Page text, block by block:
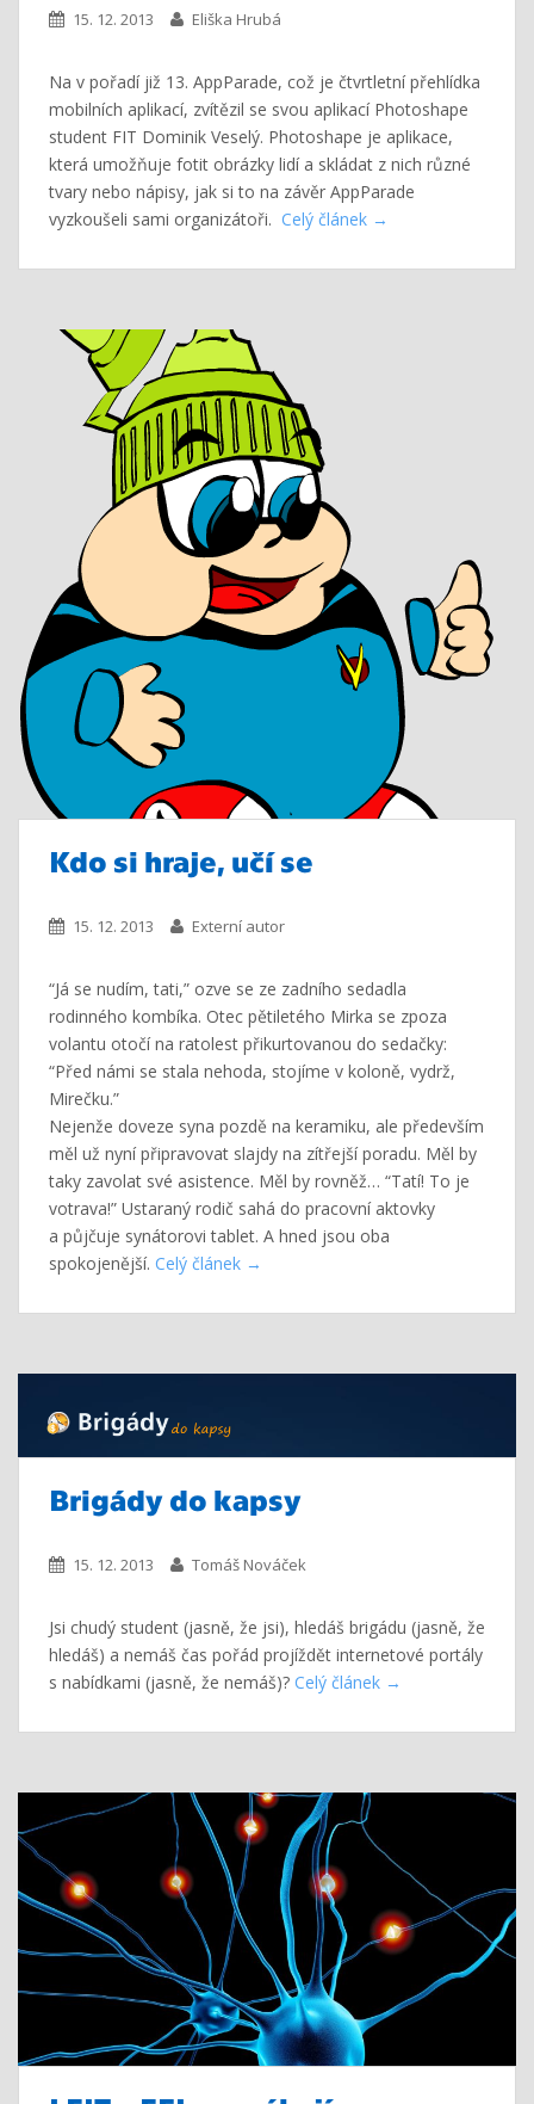
15. 12. 2013 Eliška Hrubá
Na v pořadí již 13. AppParade, což je čtvrtletní přehlídka
mobilních aplikací, zvítězil se svou aplikací Photoshape
student FIT Dominik Veselý. Photoshape je aplikace,
která umožňuje fotit obrázky lidí a skládat z nich různé
tvary nebo nápisy, jak si to na závěr AppParade
vyzkoušeli sami organizátoři. Celý článek
Kdo si hraje, učí se
15. 12. 2013 Externí autor
“Já se nudím, tati,” ozve se ze zadního sedadla
rodinného kombíka. Otec pětiletého Mirka se zpoza
volantu otočí na ratolest přikurtovanou do sedačky:
“Před námi se stala nehoda, stojíme v koloně, vydrž,
Mirečku.”
Nejenže doveze syna pozdě na keramiku, ale především
měl už nyní připravovat slajdy na zítřejší poradu. Měl by
taky zavolat své asistence. Měl by rovněž… “Tatí! To je
votrava!” Ustaraný rodič sahá do pracovní aktovky
a půjčuje synátorovi tablet. A hned jsou oba
spokojenější. Celý článek
Brigády do kapsy
15. 12. 2013 Tomáš Nováček
Jsi chudý student (jasně, že jsi), hledáš brigádu (jasně, že
hledáš) a nemáš čas pořád projíždět internetové portály
s nabídkami (jasně, že nemáš)? Celý článek